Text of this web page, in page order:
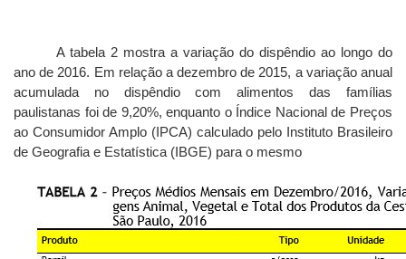
A tabela 2 mostra a variação do dispêndio ao longo do
ano de 2016. Em relação a dezembro de 2015, a variação anual
acumulada no dispêndio com alimentos das famílias
paulistanas foi de 9,20%, enquanto o Índice Nacional de Preços
ao Consumidor Amplo (IPCA) calculado pelo Instituto Brasileiro
de Geografia e Estatística (IBGE) para o mesmo